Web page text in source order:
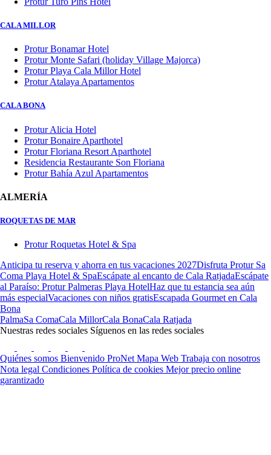
CALA MILLOR
Protur Bonamar Hotel
Protur Monte Safari (holiday Village Majorca)
Protur Playa Cala Millor Hotel
Protur Atalaya Apartamentos
CALA BONA
Protur Alicia Hotel
Protur Bonaire Aparthotel
Protur Floriana Resort Aparthotel
Residencia Restaurante Son Floriana
Protur Bahía Azul Apartamentos
ALMERÍA
ROQUETAS DE MAR
Protur Roquetas Hotel & Spa
Anticipa tu reserva y ahorra en tus vacaciones 2027Disfruta Protur Sa
Coma Playa Hotel & SpaEscápate al encanto de Cala RatjadaEscápate
al Paraíso: Protur Palmeras Playa HotelHaz que tu estancia sea aún
más especialVacaciones con niños gratisEscapada Gourmet en Cala
Bona
PalmaSa ComaCala MillorCala BonaCala Ratjada
Nuestras redes sociales Síguenos en las redes sociales
Quiénes somos Bienvenido ProNet Mapa Web Trabaja con nosotros
Nota legal Condiciones Política de cookies Mejor precio online
garantizado